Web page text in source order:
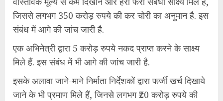
जिससे लगभग 350 करोड़ रुपये की कर चोरी का अनुमान है. इस
संबंध में आगे की जांच जारी है.
एक अभिनेत्री द्वारा 5 करोड़ रुपये नकद प्राप्त करने के साक्ष्य
मिले हैं. इस संबंध में भी आगे की जांच जारी है.
इसके अलावा जाने-माने निर्माता निर्देशकों द्वारा फर्जी खर्च दिखाये
जाने के भी प्रमाण मिले हैं, जिनसे लगभग ₹20 करोड़ रुपये की